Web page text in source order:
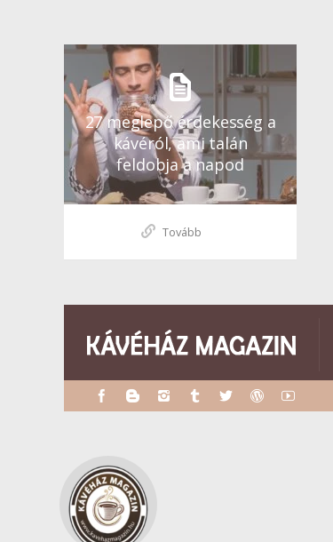
27 meglepő érdekesség a
kávéról, ami talán
feldobja a napod
Tovább